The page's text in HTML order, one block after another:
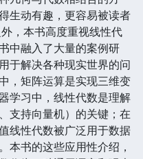
生动有趣，更容易被读者
，本书高度重视线性代
中融入了大量的案例研
于解决各种现实世界的问
，矩阵运算是实现三维变
学习中，线性代数是理解
支持向量机）的关键；在
线性代数被广泛用于数据
本书的这些应用性介绍，